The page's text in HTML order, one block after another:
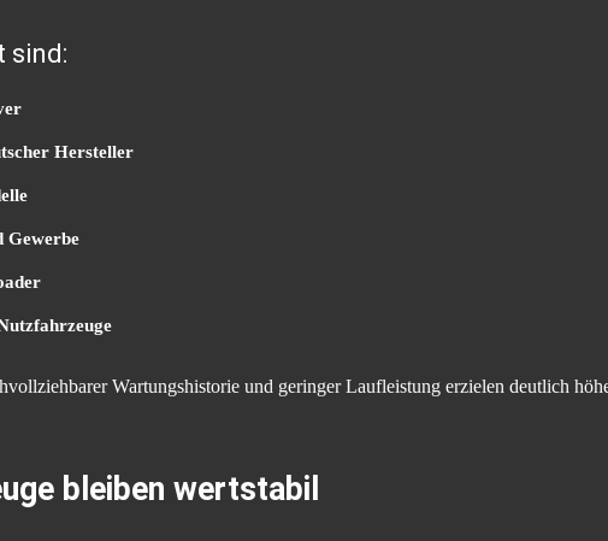
sind:
Hersteller
Gewerbe
Wartungshistorie und geringer Laufleistung erzielen deutlich
bleiben wertstabil